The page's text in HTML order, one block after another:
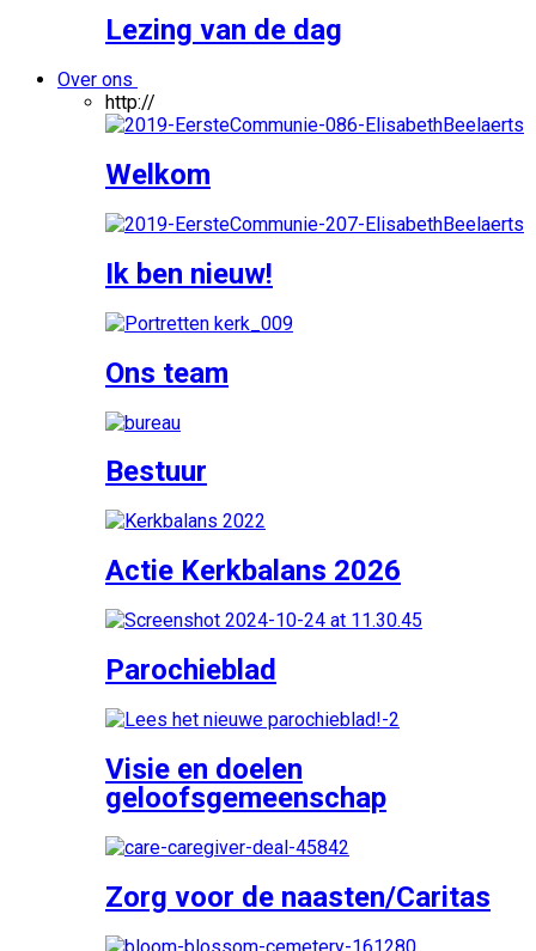
Lezing van de dag
Over ons
http://
Welkom
Ik ben nieuw!
Ons team
Bestuur
Actie Kerkbalans 2026
Parochieblad
Visie en doelen
geloofsgemeenschap
Zorg voor de naasten/Caritas